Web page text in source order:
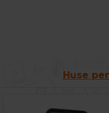
Huse